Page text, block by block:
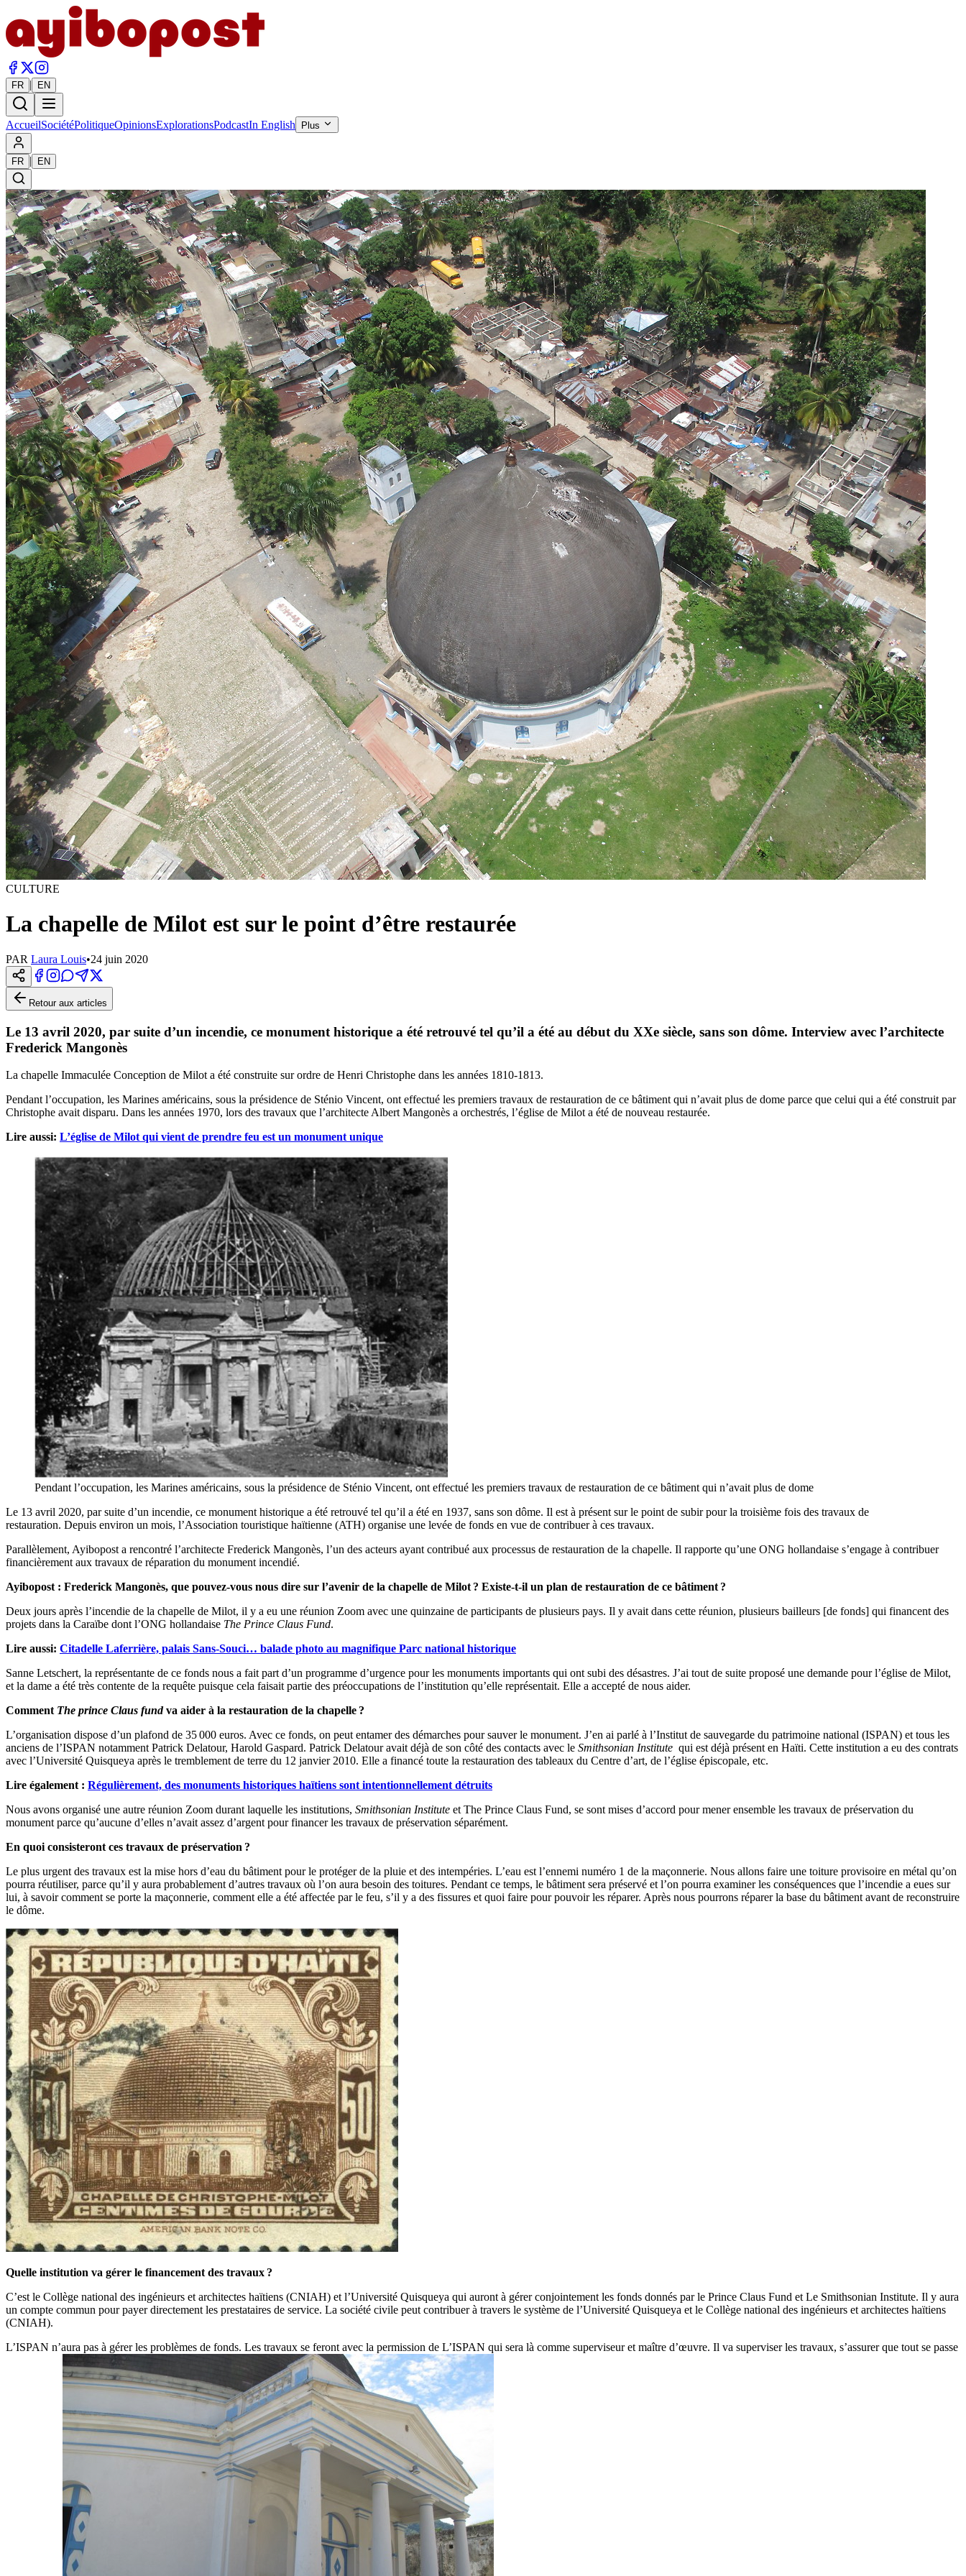
FR | EN
AccueilSociétéPolitiqueOpinionsExplorationsPodcastIn English Plus
FR | EN
CULTURE
La chapelle de Milot est sur le point d’être restaurée
PAR Laura Louis•24 juin 2020
Retour aux articles
Le 13 avril 2020, par suite d’un incendie, ce monument historique a été retrouvé tel qu’il a été au début du XXe siècle, sans son dôme. Interview avec l’architecte
Frederick Mangonès
La chapelle Immaculée Conception de Milot a été construite sur ordre de Henri Christophe dans les années 1810-1813.
Pendant l’occupation, les Marines américains, sous la présidence de Sténio Vincent, ont effectué les premiers travaux de restauration de ce bâtiment qui n’avait plus de dome parce que celui qui a été construit par
Christophe avait disparu. Dans les années 1970, lors des travaux que l’architecte Albert Mangonès a orchestrés, l’église de Milot a été de nouveau restaurée.
Lire aussi: L’église de Milot qui vient de prendre feu est un monument unique
Pendant l’occupation, les Marines américains, sous la présidence de Sténio Vincent, ont effectué les premiers travaux de restauration de ce bâtiment qui n’avait plus de dome
Le 13 avril 2020, par suite d’un incendie, ce monument historique a été retrouvé tel qu’il a été en 1937, sans son dôme. Il est à présent sur le point de subir pour la troisième fois des travaux de
restauration. Depuis environ un mois, l’Association touristique haïtienne (ATH) organise une levée de fonds en vue de contribuer à ces travaux.
Parallèlement, Ayibopost a rencontré l’architecte Frederick Mangonès, l’un des acteurs ayant contribué aux processus de restauration de la chapelle. Il rapporte qu’une ONG hollandaise s’engage à contribuer
financièrement aux travaux de réparation du monument incendié.
Ayibopost : Frederick Mangonès, que pouvez-vous nous dire sur l’avenir de la chapelle de Milot ? Existe-t-il un plan de restauration de ce bâtiment ?
Deux jours après l’incendie de la chapelle de Milot, il y a eu une réunion Zoom avec une quinzaine de participants de plusieurs pays. Il y avait dans cette réunion, plusieurs bailleurs [de fonds] qui financent des
projets dans la Caraïbe dont l’ONG hollandaise The Prince Claus Fund.
Lire aussi: Citadelle Laferrière, palais Sans-Souci… balade photo au magnifique Parc national historique
Sanne Letschert, la représentante de ce fonds nous a fait part d’un programme d’urgence pour les monuments importants qui ont subi des désastres. J’ai tout de suite proposé une demande pour l’église de Milot,
et la dame a été très contente de la requête puisque cela faisait partie des préoccupations de l’institution qu’elle représentait. Elle a accepté de nous aider.
Comment The prince Claus fundva aider à la restauration de la chapelle ?
L’organisation dispose d’un plafond de 35 000 euros. Avec ce fonds, on peut entamer des démarches pour sauver le monument. J’en ai parlé à l’Institut de sauvegarde du patrimoine national (ISPAN) et tous les
anciens de l’ISPAN notamment Patrick Delatour, Harold Gaspard. Patrick Delatour avait déjà de son côté des contacts avec le Smithsonian Institute qui est déjà présent en Haïti. Cette institution a eu des contrats
avec l’Université Quisqueya après le tremblement de terre du 12 janvier 2010. Elle a financé toute la restauration des tableaux du Centre d’art, de l’église épiscopale, etc.
Lire également : Régulièrement, des monuments historiques haïtiens sont intentionnellement détruits
Nous avons organisé une autre réunion Zoom durant laquelle les institutions, Smithsonian Institute et The Prince Claus Fund, se sont mises d’accord pour mener ensemble les travaux de préservation du
monument parce qu’aucune d’elles n’avait assez d’argent pour financer les travaux de préservation séparément.
En quoi consisteront ces travaux de préservation ?
Le plus urgent des travaux est la mise hors d’eau du bâtiment pour le protéger de la pluie et des intempéries. L’eau est l’ennemi numéro 1 de la maçonnerie. Nous allons faire une toiture provisoire en métal qu’on
pourra réutiliser, parce qu’il y aura probablement d’autres travaux où l’on aura besoin des toitures. Pendant ce temps, le bâtiment sera préservé et l’on pourra examiner les conséquences que l’incendie a eues sur
lui, à savoir comment se porte la maçonnerie, comment elle a été affectée par le feu, s’il y a des fissures et quoi faire pour pouvoir les réparer. Après nous pourrons réparer la base du bâtiment avant de reconstruire
le dôme.
Quelle institution va gérer le financement des travaux ?
C’est le Collège national des ingénieurs et architectes haïtiens (CNIAH) et l’Université Quisqueya qui auront à gérer conjointement les fonds donnés par le Prince Claus Fund et Le Smithsonian Institute. Il y aura
un compte commun pour payer directement les prestataires de service. La société civile peut contribuer à travers le système de l’Université Quisqueya et le Collège national des ingénieurs et architectes haïtiens
(CNIAH).
L’ISPAN n’aura pas à gérer les problèmes de fonds. Les travaux se feront avec la permission de L’ISPAN qui sera là comme superviseur et maître d’œuvre. Il va superviser les travaux, s’assurer que tout se passe